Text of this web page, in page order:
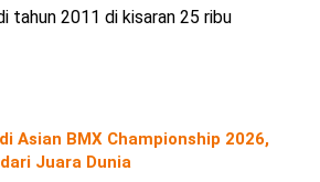
tahun 2011 di kisaran 25 ribu
Asian BMX Championship 2026,
Juara Dunia